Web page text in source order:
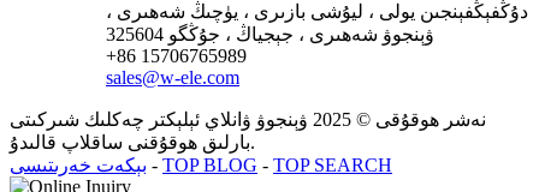
دۇڭفېڭفېنجىن يولى ، ليۇشى بازىرى ، يۈچىڭ شەھىرى ،
ۋېنجوۋ شەھىرى ، جېجياڭ ، جۇڭگو 325604
+86 15706765989
sales@w-ele.com
نەشر ھوقۇقى © 2025 ۋېنجوۋ ۋانلاي ئېلېكتر چەكلىك شىركىتى
بارلىق ھوقۇقنى ساقلاپ قالىدۇ.
بېكەت خەرىتىسى - TOP BLOG - TOP SEARCH